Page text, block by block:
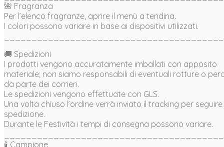
🌺 Fragranza
Per l’elenco fragranze, aprire il menù a tendina.
I colori possono variare in base ai dispositivi utilizzati.
🚚 Spedizioni
I prodotti vengono accuratamente imballati con apposito
materiale; non siamo responsabili di eventuali rotture o
da parte dei corrieri.
Le spedizioni vengono effettuate con GLS.
Una volta chiuso l’ordine verrà inviato il tracking per
spedizione.
Durante le Festività i tempi di consegna possono variare.
🕯 Campione